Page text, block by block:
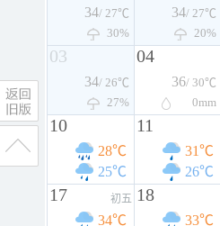
34/ 27℃
30%
34/ 27℃
20%
03
34/ 26℃
27%
04
36/ 30℃
0mm
10
28℃
25℃
11
31℃
26℃
17 初五
34℃
18
33℃